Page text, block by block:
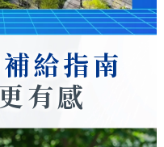
給指南
有感